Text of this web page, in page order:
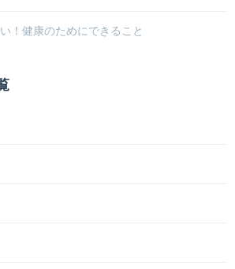
！健康のためにできること